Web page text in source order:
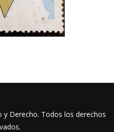
Derecho. Todos los derechos